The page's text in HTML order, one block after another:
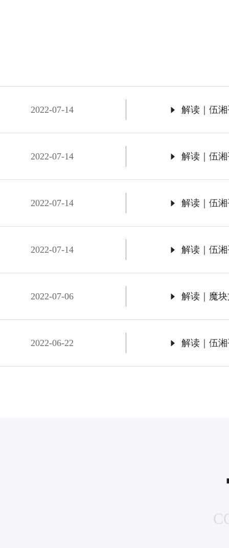
2022-07-14 解读｜伍
2022-07-14 解读｜伍
2022-07-14 解读｜伍
2022-07-14 解读｜伍
2022-07-06 解读｜魔
2022-06-22 解读｜伍